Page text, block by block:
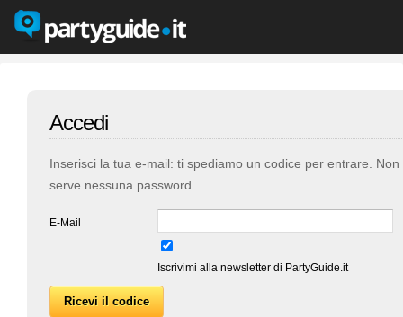
Accedi
Inserisci la tua e-mail: ti spediamo un codice per entrare. Non
serve nessuna password.
E-Mail
Iscrivimi alla newsletter di PartyGuide.it